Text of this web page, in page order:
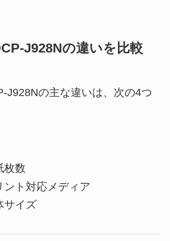
J928Nの違いを比較
J928Nの主な違いは、次の4つ
枚数
ント対応メディア
サイズ